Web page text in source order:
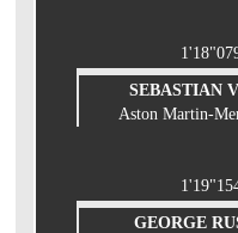
SEBASTIAN
Aston Martin-
GEORGE